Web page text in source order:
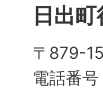
日出
〒879-
電話番